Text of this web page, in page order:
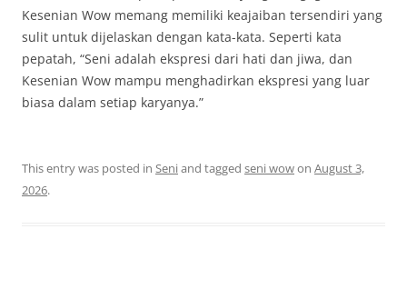
Kesenian Wow memang memiliki keajaiban tersendiri yang
sulit untuk dijelaskan dengan kata-kata. Seperti kata
pepatah, “Seni adalah ekspresi dari hati dan jiwa, dan
Kesenian Wow mampu menghadirkan ekspresi yang luar
biasa dalam setiap karyanya.”
This entry was posted in Seniand tagged seni wowon August 3,
2026.